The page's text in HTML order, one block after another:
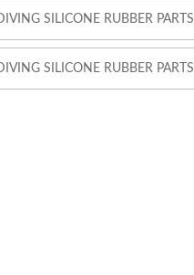
DIVING SILICONE RUBBER PARTS
DIVING SILICONE RUBBER PARTS